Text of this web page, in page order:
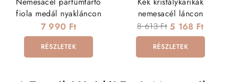
fiola medál nyakláncon
7 990 Ft
RÉSZLETEK
nemesacél láncon
8 613 Ft 5 168 Ft
RÉSZLETEK